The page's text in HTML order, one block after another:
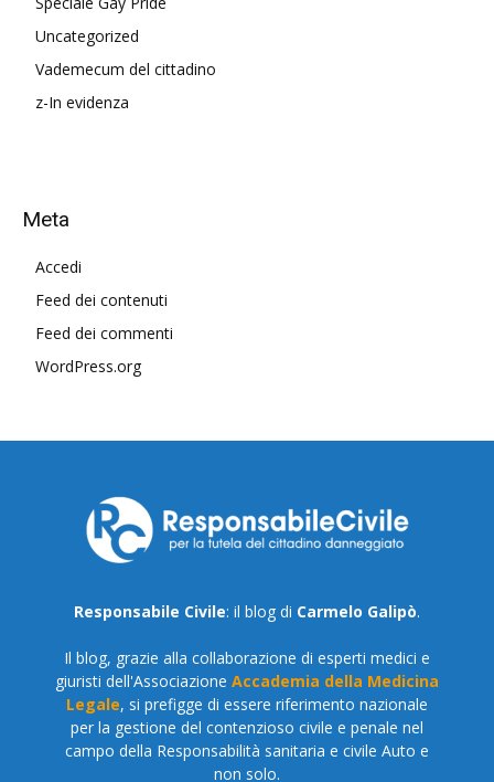
Uncategorized
Vademecum del cittadino
z-In evidenza
Meta
Accedi
Feed dei contenuti
Feed dei commenti
WordPress.org
Responsabile Civile: il blog di Carmelo Galipò.
Il blog, grazie alla collaborazione di esperti medici e
giuristi dell'Associazione Accademia della Medicina
Legale, si prefigge di essere riferimento nazionale
per la gestione del contenzioso civile e penale nel
campo della Responsabilità sanitaria e civile Auto e
non solo.